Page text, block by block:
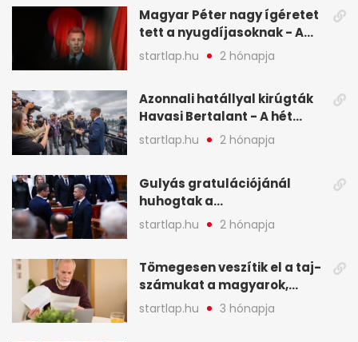
Magyar Péter nagy ígéretet
tett a nyugdíjasoknak - A
hét legfontosabb hírei
képekben
startlap.hu 2 hónapja
Azonnali hatállyal kirúgták
Havasi Bertalant - A hét
legfontosabb hírei
képekben
startlap.hu 2 hónapja
Gulyás gratulációjánál
huhogtak a
leghangosabban, miután
Magyart miniszterelnökké
legfontosabb hírei
képekben
startlap.hu 2 hónapja
Tömegesen veszítik el a taj-
számukat a magyarok,
sokak ellen eljárást indít a
NAV - A hét hírei képekben
startlap.hu 3 hónapja